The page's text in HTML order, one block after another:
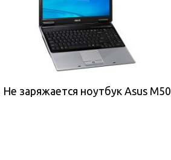
Не заряжается ноутбук Asus M50